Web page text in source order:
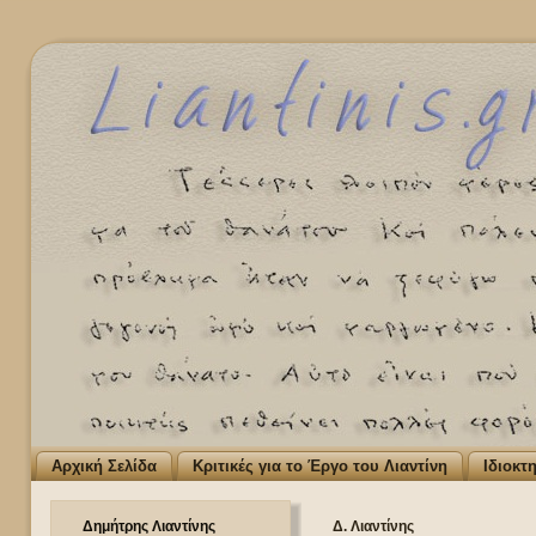
Αρχική Σελίδα Κριτικές για το Έργο του Λιαντίνη
Δημήτρης Λιαντίνης Δ. Λιαντίνης